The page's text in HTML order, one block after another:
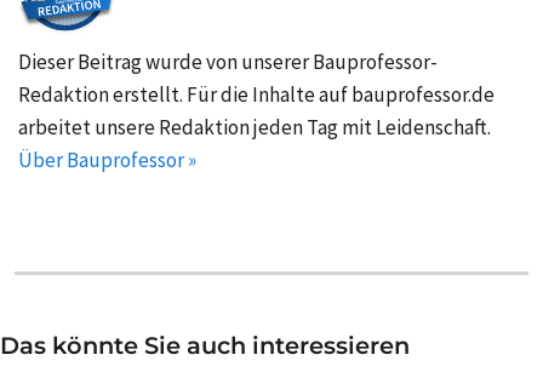
Dieser Beitrag wurde von unserer Bauprofessor-
Redaktion erstellt. Für die Inhalte auf bauprofessor.de
arbeitet unsere Redaktion jeden Tag mit Leidenschaft.
Über Bauprofessor »
Das könnte Sie auch interessieren